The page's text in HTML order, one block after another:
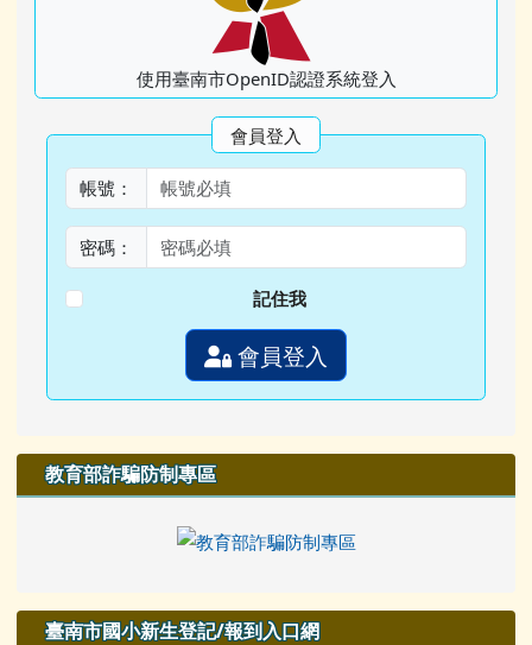
使用臺南市OpenID認證系統登入
會員登入
帳號：
密碼：
記住我
會員登入
教育部詐騙防制專區
臺南市國小新生登記/報到入口網